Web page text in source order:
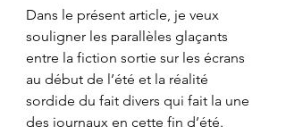
Dans le présent article, je veux
souligner les parallèles glaçants
entre la fiction sortie sur les écrans
au début de l’été et la réalité
sordide du fait divers qui fait la une
des journaux en cette fin d’été.